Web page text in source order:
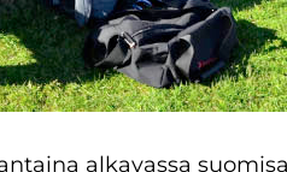
alkavassa